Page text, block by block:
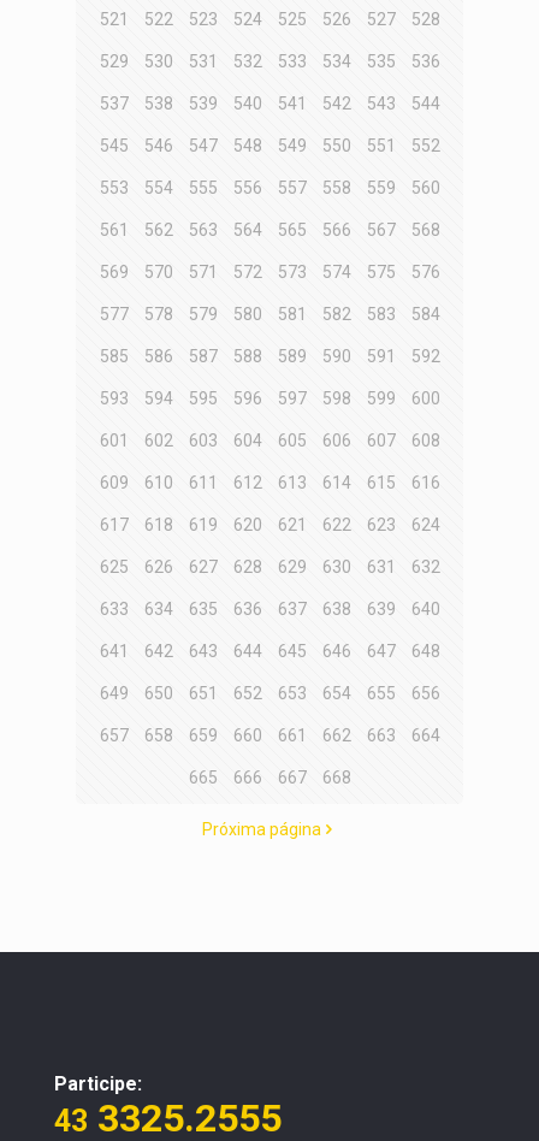
521 522 523 524 525 526 527 528
529 530 531 532 533 534 535 536
537 538 539 540 541 542 543 544
545 546 547 548 549 550 551 552
553 554 555 556 557 558 559 560
561 562 563 564 565 566 567 568
569 570 571 572 573 574 575 576
577 578 579 580 581 582 583 584
585 586 587 588 589 590 591 592
593 594 595 596 597 598 599 600
601 602 603 604 605 606 607 608
609 610 611 612 613 614 615 616
617 618 619 620 621 622 623 624
625 626 627 628 629 630 631 632
633 634 635 636 637 638 639 640
641 642 643 644 645 646 647 648
649 650 651 652 653 654 655 656
657 658 659 660 661 662 663 664
665 666 667 668
Próxima página
Participe:
43 3325.2555